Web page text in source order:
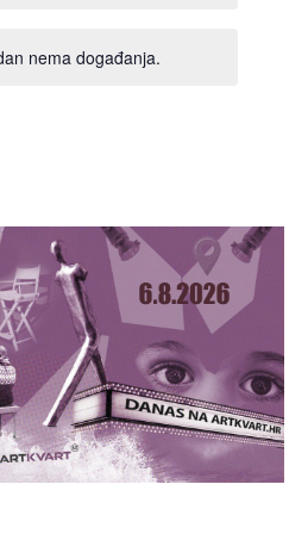
nema događanja.